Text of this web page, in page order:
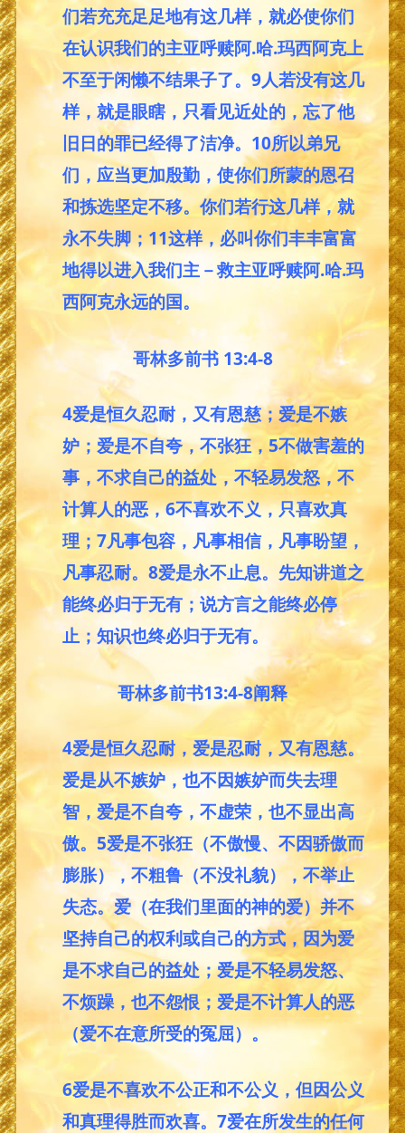
们若充充足足地有这几样，就必使你们
在认识我们的主亚呼赎阿.哈.玛西阿克上
不至于闲懒不结果子了。9人若没有这几
样，就是眼瞎，只看见近处的，忘了他
旧日的罪已经得了洁净。10所以弟兄
们，应当更加殷勤，使你们所蒙的恩召
和拣选坚定不移。你们若行这几样，就
永不失脚；11这样，必叫你们丰丰富富
地得以进入我们主－救主亚呼赎阿.哈.玛
西阿克永远的国。
哥林多前书 13:4-8
4爱是恒久忍耐，又有恩慈；爱是不嫉
妒；爱是不自夸，不张狂，5不做害羞的
事，不求自己的益处，不轻易发怒，不
计算人的恶，6不喜欢不义，只喜欢真
理；7凡事包容，凡事相信，凡事盼望，
凡事忍耐。8爱是永不止息。先知讲道之
能终必归于无有；说方言之能终必停
止；知识也终必归于无有。
哥林多前书13:4-8阐释
4爱是恒久忍耐，爱是忍耐，又有恩慈。
爱是从不嫉妒，也不因嫉妒而失去理
智，爱是不自夸，不虚荣，也不显出高
傲。5爱是不张狂（不傲慢、不因骄傲而
膨胀），不粗鲁（不没礼貌），不举止
失态。爱（在我们里面的神的爱）并不
坚持自己的权利或自己的方式，因为爱
是不求自己的益处；爱是不轻易发怒、
不烦躁，也不怨恨；爱是不计算人的恶
（爱不在意所受的冤屈）。
6爱是不喜欢不公正和不公义，但因公义
和真理得胜而欢喜。7爱在所发生的任何